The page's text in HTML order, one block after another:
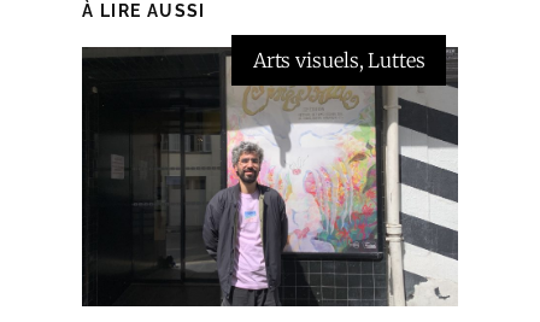
À LIRE AUSSI
Arts visuels, Luttes